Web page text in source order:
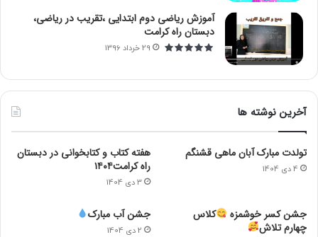
آموزش ریاضی دوم ابتدایی ،تقریب در ریاضی،
دبستان راه کرامت
29 خرداد 1396
آخرین نوشته ها
تولدت مبارک آبان ماهی قشنگم
4 دی 1404
هفته کتاب و کتابخوانی در دبستان
راه کرامت۱۴۰۴
3 دی 1404
جشن کسر خوشمزه
کلاس
چهارم تلاش
جشن آب مبارک
2 دی 1404